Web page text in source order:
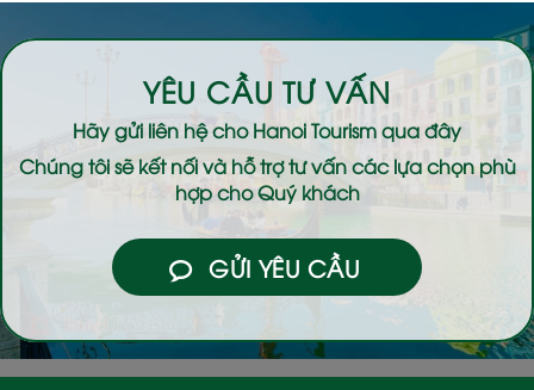
YÊU CẦU TƯ VẤN
Hãy gửi liên hệ choHanoi Tourismqua đây
Chúng tôi sẽ kết nối và hỗ trợ tư vấn các lựa chọn phù
hợp cho Quý khách
GỬI YÊU CẦU